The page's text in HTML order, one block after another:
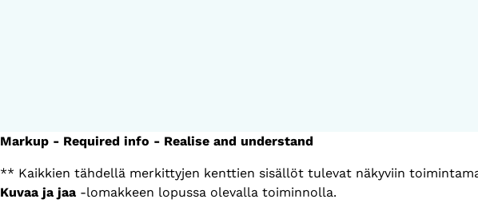
Markup - Required info - Realise and understand
** Kaikkien tähdellä merkittyjen kenttien sisällöt tulevat näkyviin
Kuvaa ja jaa -lomakkeen lopussa olevalla toiminnolla.